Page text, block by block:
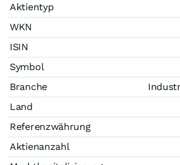
Aktientyp
WKN
ISIN
Symbol
Branche
Land
Referenzwährung
Aktienanzahl